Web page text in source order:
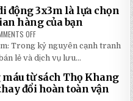
RẺ
TẠI
NHẬT
ĐÔNG
100
TRANG
MỚI
2026:
GIẢM
GIÁ
SỐ
TẬN
GỐC
TẠI
NHẬT
động 3x3m là lựa chọn
hàng của bạn
OFF
5
LÝ
DO
NHÀ
BẠT
DI
ĐỘNG
3X3M
Trong kỷ nguyên cạnh tranh
lẻ và dịch vụ lưu...
máu từ sách Thọ Khang
đổi hoàn toàn vận